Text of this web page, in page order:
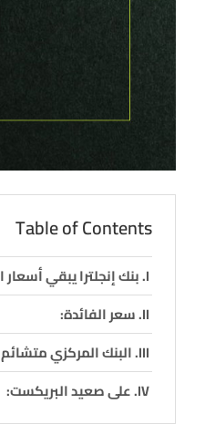
Table of Contents
بنك إنجلترا يبقي
سعر الفائدة:
البنك المركزي
على صعيد البريكست: